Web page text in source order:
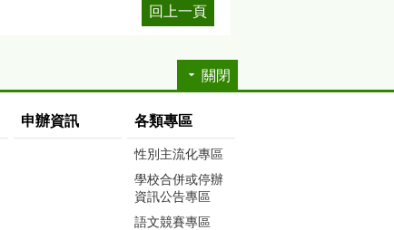
回上一頁
關閉
申辦資訊 各類專區
性別主流化專區
學校合併或停辦
資訊公告專區
語文競賽專區